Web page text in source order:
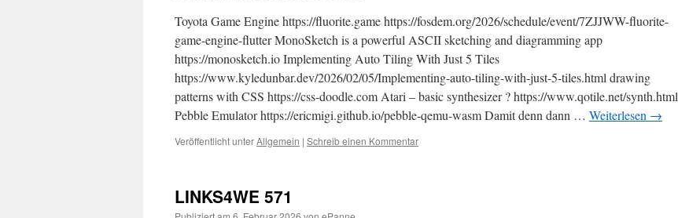
Toyota Game Engine https://fluorite.game https://fosdem.org/2026/schedule/event/7ZJJWW-fluorite-
game-engine-flutter MonoSketch is a powerful ASCII sketching and diagramming app
https://monosketch.io Implementing Auto Tiling With Just 5 Tiles
https://www.kyledunbar.dev/2026/02/05/Implementing-auto-tiling-with-just-5-tiles.html drawing
patterns with CSS https://css-doodle.com Atari – basic synthesizer ? https://www.qotile.net/synth.html
Pebble Emulator https://ericmigi.github.io/pebble-qemu-wasm Damit denn dann … Weiterlesen →
Veröffentlicht unterAllgemein | Schreib einen Kommentar
LINKS4WE 571